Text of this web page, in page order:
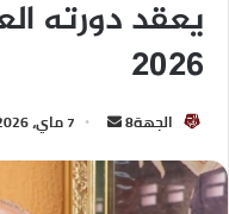
يعقد دورته
2026
الجهة8 7 ماي، 2026